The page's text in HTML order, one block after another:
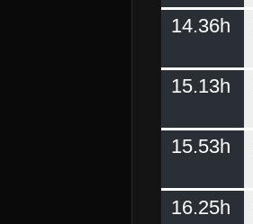
14.36h
15.13h
15.53h
16.25h